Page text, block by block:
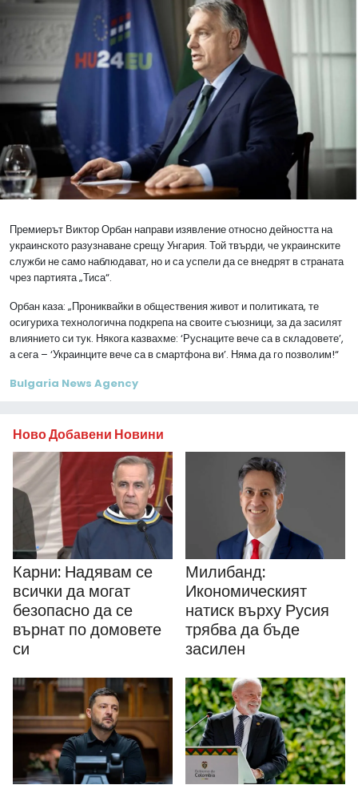
Премиерът Виктор Орбан направи изявление относно дейността на
украинското разузнаване срещу Унгария. Той твърди, че украинските
служби не само наблюдават, но и са успели да се внедрят в страната
чрез партията „Тиса“.
Орбан каза: „Прониквайки в обществения живот и политиката, те
осигуриха технологична подкрепа на своите съюзници, за да засилят
влиянието си тук. Някога казвахме: ‘Руснаците вече са в складовете’,
а сега – ‘Украинците вече са в смартфона ви’. Няма да го позволим!“
Bulgaria News Agency
Ново Добавени Новини
Карни: Надявам се
всички да могат
безопасно да се
върнат по домовете
си
Милибанд:
Икономическият
натиск върху Русия
трябва да бъде
засилен